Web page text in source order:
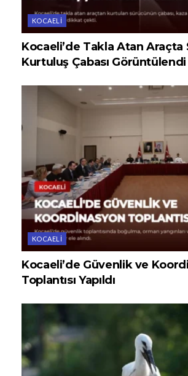
KOCAELI
Kocaeli’de Takla Atan Araçta
Kurtuluş Çabası Görüntülendi
KOCAELI
Kocaeli’de Güvenlik ve
Toplantısı Yapıldı